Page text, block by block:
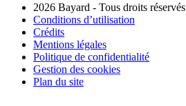
2026 Bayard - Tous droits réservés
Conditions d’utilisation
Crédits
Mentions légales
Politique de confidentialité
Gestion des cookies
Plan du site